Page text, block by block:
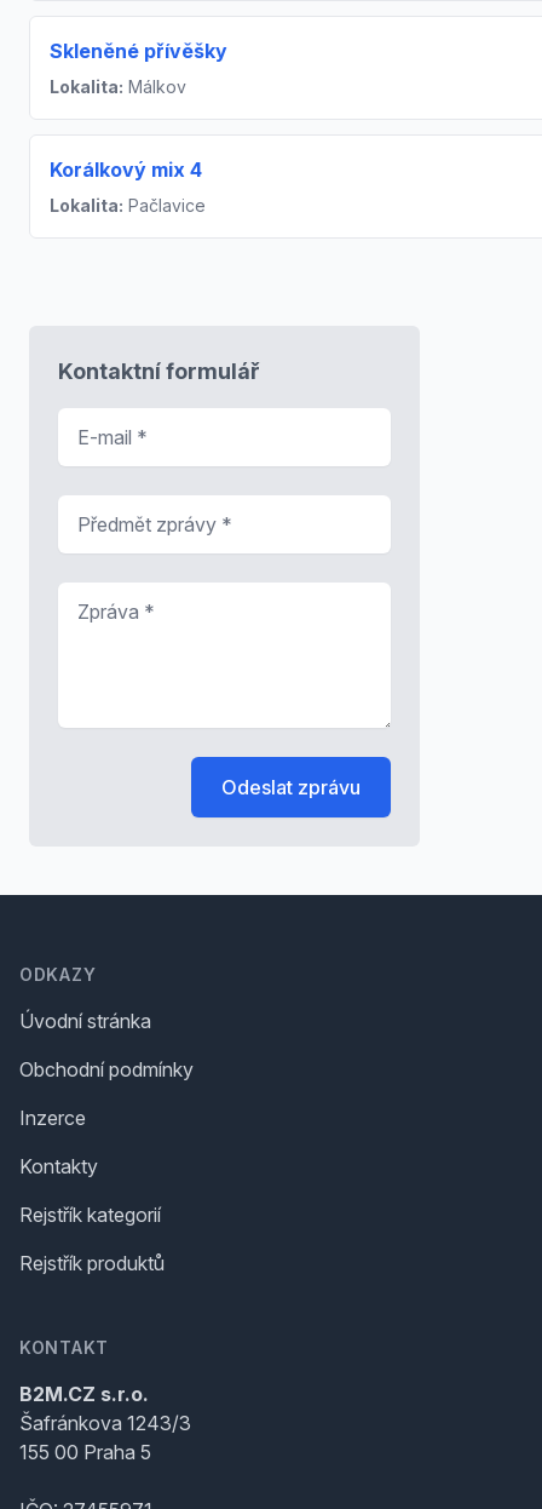
Skleněné přívěšky
Lokalita: Málkov
Korálkový mix 4
Lokalita: Pačlavice
Kontaktní formulář
Odeslat zprávu
ODKAZY
Úvodní stránka
Obchodní podmínky
Inzerce
Kontakty
Rejstřík kategorií
Rejstřík produktů
KONTAKT
B2M.CZ s.r.o.
Šafránkova 1243/3
155 00 Praha 5